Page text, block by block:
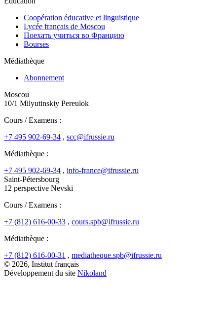
Coopération éducative et linguistique
Lycée français de Moscou
Поехать учиться во Францию
Bourses
Médiathèque
Abonnement
Moscou
10/1 Milyutinskiy Pereulok
Cours / Examens :
+7 495 902-69-34 , scc@ifrussie.ru
Médiathèque :
+7 495 902-69-34 , info-france@ifrussie.ru
Saint-Pétersbourg
12 perspective Nevski
Cours / Examens :
+7 (812) 616-00-33 , cours.spb@ifrussie.ru
Médiathèque :
+7 (812) 616-00-31 , mediatheque.spb@ifrussie.ru
© 2026, Institut français
Développement du site Nikoland